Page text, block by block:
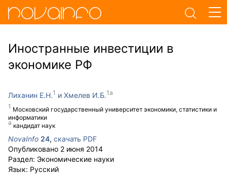
Иностранные инвестиции в
экономике РФ
Лиханин Е.Н.
Московский государственный университет экономики, статистики и
информатики
Хмелев И.Б.
кандидат наук
NovaInfo 24, скачать PDF
Опубликовано 2 июня 2014
Раздел: Экономические науки
Язык: Русский